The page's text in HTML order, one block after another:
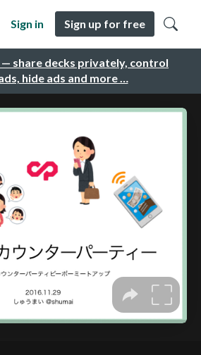
— share decks privately, control
hide ads and more …
Sign in Sign up for free